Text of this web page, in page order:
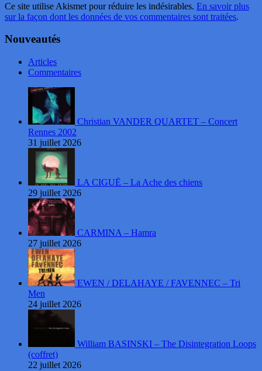
Ce site utilise Akismet pour réduire les indésirables. En savoir plus
sur la façon dont les données de vos commentaires sont traitées.
Nouveautés
Articles
Commentaires
Christian VANDER QUARTET – Concert
Rennes 2002
31 juillet 2026
LA CIGUË – La Ache des chiens
29 juillet 2026
CARMINA – Hamra
27 juillet 2026
EWEN / DELAHAYE / FAVENNEC – Tri
Men
24 juillet 2026
William BASINSKI – The Disintegration Loops
(coffret)
22 juillet 2026